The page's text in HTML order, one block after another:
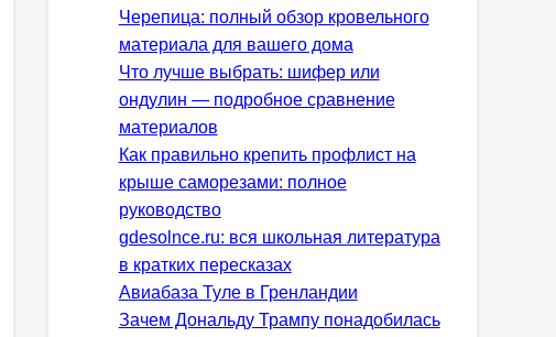
Черепица: полный обзор кровельного
материала для вашего дома
Что лучше выбрать: шифер или
ондулин — подробное сравнение
материалов
Как правильно крепить профлист на
крыше саморезами: полное
руководство
gdesolnce.ru: вся школьная литература
в кратких пересказах
Авиабаза Туле в Гренландии
Зачем Дональду Трампу понадобилась